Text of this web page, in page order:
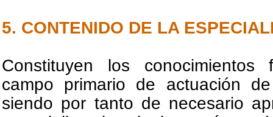
5. CONTENIDO DE LA
Constituyen los conocimientos
campo primario de actuación
siendo por tanto de necesario